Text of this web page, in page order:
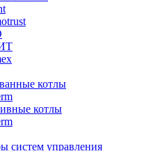
котлы
котлы
систем управления